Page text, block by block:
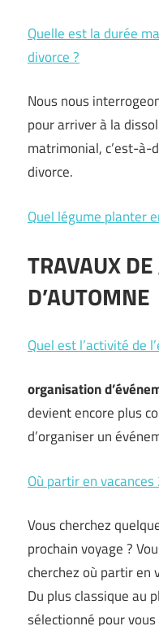
Quelle est la durée
divorce ?
Nous nous
pour arriver à la
matrimonial, c’est-à-
divorce.
Quel légume planter
TRAVAUX
D’AUTOMNE
Quel est l’activité de
organisation
devient encore plus
d’organiser un
Où partir en
Vous cherchez
prochain voyage ?
cherchez où partir en
Du plus classique au
sélectionné pour